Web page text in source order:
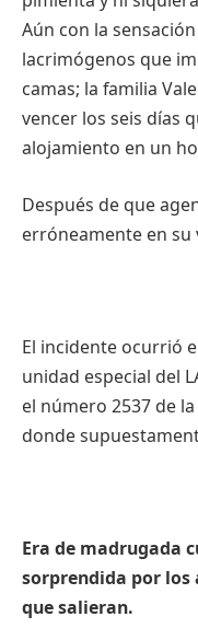
Aún con la
lacrimógenos que
camas; la familia
vencer los seis días
alojamiento en un
Después de que
erróneamente en su
El incidente ocurrió
unidad especial del
el número 2537 de
donde
Era de madrugada
sorprendida por los
que salieran.